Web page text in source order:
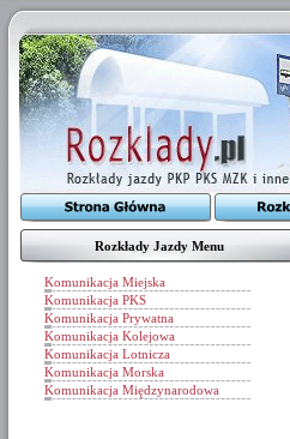
Rozkłady Jazdy Menu
Komunikacja Miejska
Komunikacja PKS
Komunikacja Prywatna
Komunikacja Kolejowa
Komunikacja Lotnicza
Komunikacja Morska
Komunikacja Międzynarodowa